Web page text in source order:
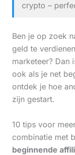
crypto –
Ben je op zoek
geld te
marketeer? Dan
ook als je net
ontdek je hoe
zijn gestart.
10 tips voor
combinatie met
beginnende